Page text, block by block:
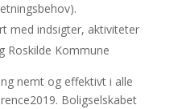
med indsigter, aktiviteter
Roskilde Kommune
nemt og effektivt i alle
Boligselskabet